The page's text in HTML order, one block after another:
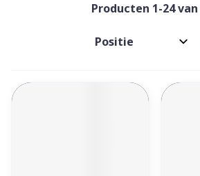
Producten 1-24van
Sorteer op: